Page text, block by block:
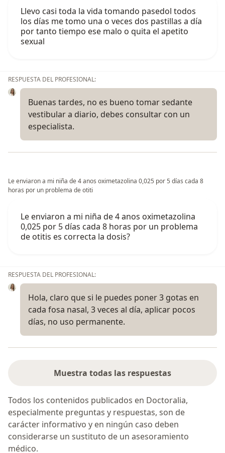
Llevo casi toda la vida tomando pasedol todos
los días me tomo una o veces dos pastillas a día
por tanto tiempo ese malo o quita el apetito
sexual
RESPUESTA DEL PROFESIONAL:
Buenas tardes, no es bueno tomar sedante
vestibular a diario, debes consultar con un
especialista.
Le enviaron a mi niña de 4 anos oximetazolina 0,025 por 5 días cada 8
horas por un problema de otiti
Le enviaron a mi niña de 4 anos oximetazolina
0,025 por 5 días cada 8 horas por un problema
de otitis es correcta la dosis?
RESPUESTA DEL PROFESIONAL:
Hola, claro que si le puedes poner 3 gotas en
cada fosa nasal, 3 veces al día, aplicar pocos
días, no uso permanente.
Muestra todas las respuestas
Todos los contenidos publicados en Doctoralia,
especialmente preguntas y respuestas, son de
carácter informativo y en ningún caso deben
considerarse un sustituto de un asesoramiento
médico.